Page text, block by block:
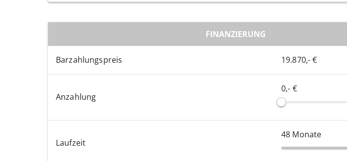
FINANZIERUNG
Barzahlungspreis 19.870,- €
Anzahlung
0,- €
Laufzeit
48 Monate